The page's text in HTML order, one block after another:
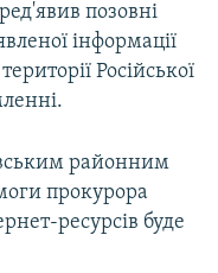
позовні
інформації
Російської
районним
прокурора
ресурсів буде